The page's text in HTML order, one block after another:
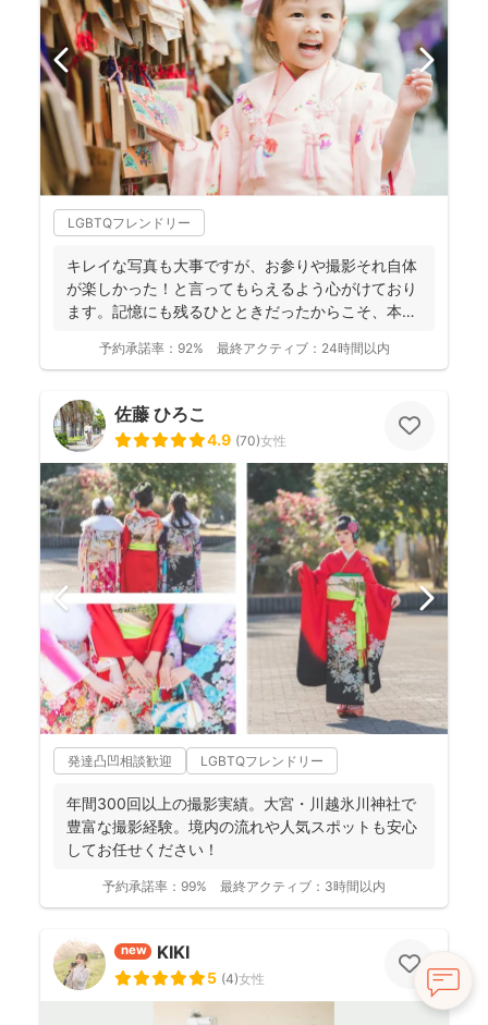
LGBTQフレンドリー
キレイな写真も大事ですが、お参りや撮影それ自体
が楽しかった！と言ってもらえるよう心がけており
ます。記憶にも残るひとときだったからこそ、本当
予約承諾率： 92% 最終アクティブ： 24時間以内
佐藤 ひろこ
4.9 (70)女性
発達凸凹相談歓迎 LGBTQフレンドリー
年間300回以上の撮影実績。大宮・川越氷川神社で
豊富な撮影経験。境内の流れや人気スポットも安心
してお任せください！
予約承諾率： 99% 最終アクティブ： 3時間以内
new KIKI
5 (4)女性